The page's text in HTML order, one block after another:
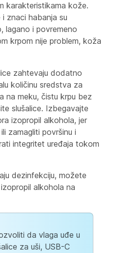
karakteristikama kože.
znaci habanja su
lagano i povremeno
krpom nije problem, koža
zahtevaju dodatno
količinu sredstva za
na meku, čistu krpu bez
slušalice. Izbegavajte
izopropil alkohola, jer
zamagliti površinu i
integritet uređaja tokom
dezinfekciju, možete
alkohola na
da vlaga uđe u
za uši, USB-C